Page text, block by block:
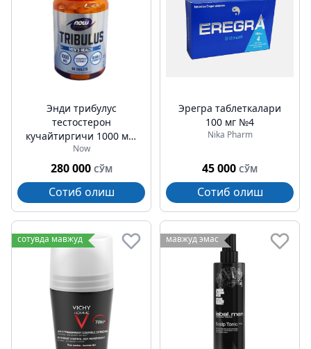
Энди трибулус
тестостерон
кучайтиргичи 1000 мкг
№90
Now
280 000 СЎМ
Сотиб олиш
Эрегра таблеткалари
100 мг №4
Nika Pharm
45 000 СЎМ
Сотиб олиш
сотувда мавжуд мавжуд эмас